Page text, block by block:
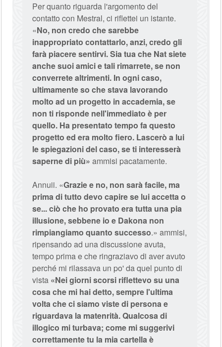
Per quanto riguarda l'argomento del
contatto con Mestral, ci riflettei un istante.
«No, non credo che sarebbe
inappropriato contattarlo, anzi, credo gli
farà piacere sentirvi. Sia tua che Nat siete
anche suoi amici e tali rimarrete, se non
converrete altrimenti. In ogni caso,
ultimamente so che stava lavorando
molto ad un progetto in accademia, se
non ti risponde nell'immediato è per
quello. Ha presentato tempo fa questo
progetto ed era molto fiero. Lascerò a lui
le spiegazioni del caso, se ti interesserà
saperne di più» ammisi pacatamente.
Annuii. «Grazie e no, non sarà facile, ma
prima di tutto devo capire se lui accetta o
se... ciò che ho provato era tutta una pia
illusione, sebbene io e Dakona non
rimpiangiamo quanto successo.» ammisi,
ripensando ad una discussione avuta,
tempo prima e che ringraziavo di aver avuto
perché mi rilassava un po' da quel punto di
vista «Nei giorni scorsi riflettevo su una
cosa che mi hai detto, sempre l'ultima
volta che ci siamo viste di persona e
riguardava la matenrità. Qualcosa di
illogico mi turbava; come mi suggerivi
correttamente tu la mia cartella è